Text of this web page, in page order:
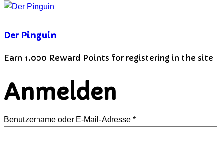
Der Pinguin
Earn 1.000 Reward Points for registering in the site
Anmelden
Benutzername oder E-Mail-Adresse*Erforderlich